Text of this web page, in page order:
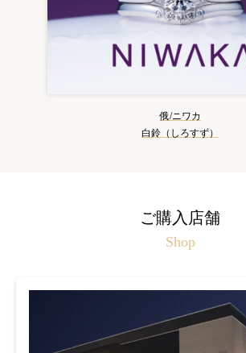
俄/ニワカ
白鈴（しろすず）
ご購入店舗
Shop